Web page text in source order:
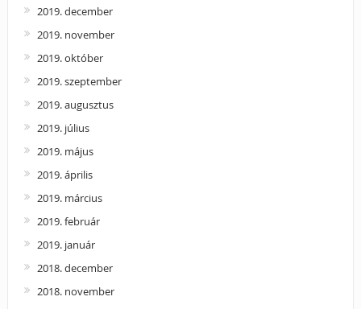
2019. december
2019. november
2019. október
2019. szeptember
2019. augusztus
2019. július
2019. május
2019. április
2019. március
2019. február
2019. január
2018. december
2018. november